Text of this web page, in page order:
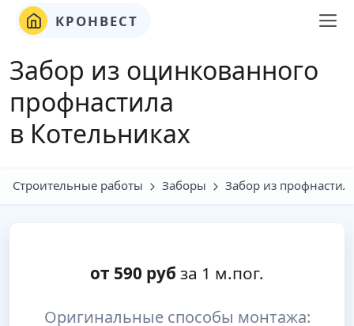
КРОНВЕСТ
Забор из оцинкованного
профнастила
в Котельниках
Строительные работы Заборы Забор из
от 590 руб за 1 м.пог.
Оригинальные способы монтажа: